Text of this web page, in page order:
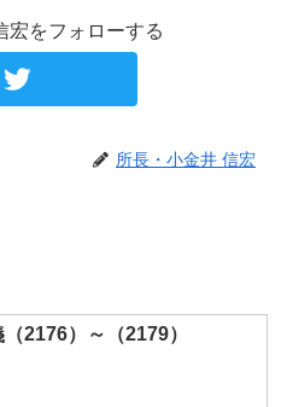
宏をフォローする
所長・小金井 信宏
2176）～（2179）